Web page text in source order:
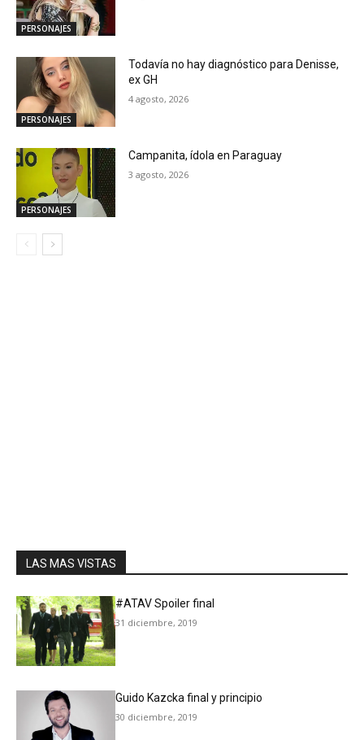
PERSONAJES
PERSONAJES
Todavía no hay diagnóstico para Denisse,
ex GH
4 agosto, 2026
PERSONAJES
Campanita, ídola en Paraguay
3 agosto, 2026
LAS MAS VISTAS
#ATAV Spoiler final
31 diciembre, 2019
Guido Kazcka final y principio
30 diciembre, 2019